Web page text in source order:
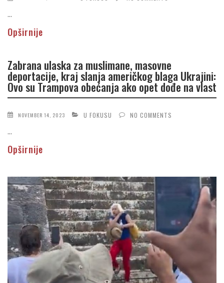
...
Opširnije
Zabrana ulaska za muslimane, masovne
deportacije, kraj slanja američkog blaga Ukrajini:
Ovo su Trampova obećanja ako opet dođe na vlast
NOVEMBER 14, 2023 U FOKUSU NO COMMENTS
...
Opširnije